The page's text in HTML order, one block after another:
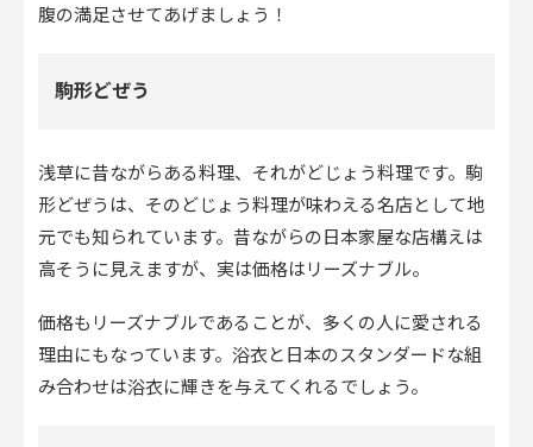
腹の満足させてあげましょう！
駒形どぜう
浅草に昔ながらある料理、それがどじょう料理です。駒
形どぜうは、そのどじょう料理が味わえる名店として地
元でも知られています。昔ながらの日本家屋な店構えは
高そうに見えますが、実は価格はリーズナブル。
価格もリーズナブルであることが、多くの人に愛される
理由にもなっています。浴衣と日本のスタンダードな組
み合わせは浴衣に輝きを与えてくれるでしょう。